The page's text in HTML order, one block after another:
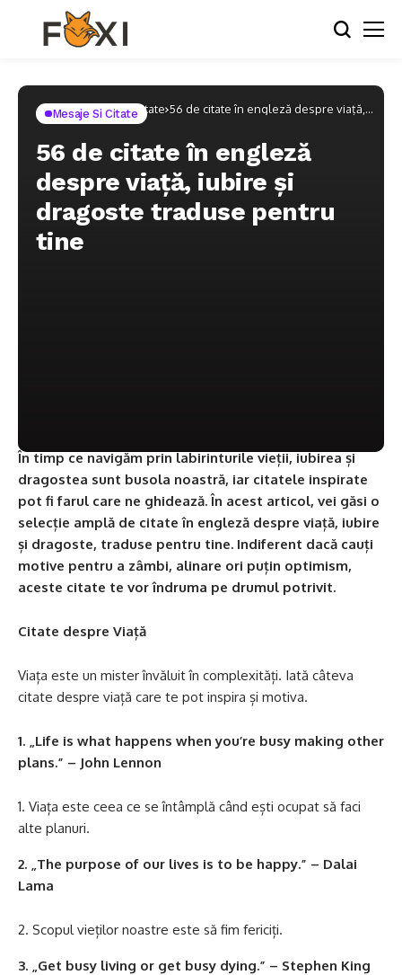
Home Mesaje si Citate 56 de citate în engleză despre viață,
Mesaje Si Citate
56 de citate în engleză
despre viață, iubire și
dragoste traduse pentru
tine
În timp ce navigăm prin labirinturile vieții, iubirea și
dragostea sunt busola noastră, iar citatele inspirate
pot fi farul care ne ghidează. În acest articol, vei găsi o
selecție amplă de citate în engleză despre viață, iubire
și dragoste, traduse pentru tine. Indiferent dacă cauți
motive pentru a zâmbi, alinare ori puțin optimism,
aceste citate te vor îndruma pe drumul potrivit.
Citate despre Viață
Viața este un mister învăluit în complexități. Iată câteva
citate despre viață care te pot inspira și motiva.
1. „Life is what happens when you’re busy making other
plans.” – John Lennon
Viața este ceea ce se întâmplă când ești ocupat să faci
alte planuri.
2. „The purpose of our lives is to be happy.” – Dalai
Lama
Scopul vieților noastre este să fim fericiți.
3. „Get busy living or get busy dying.” – Stephen King